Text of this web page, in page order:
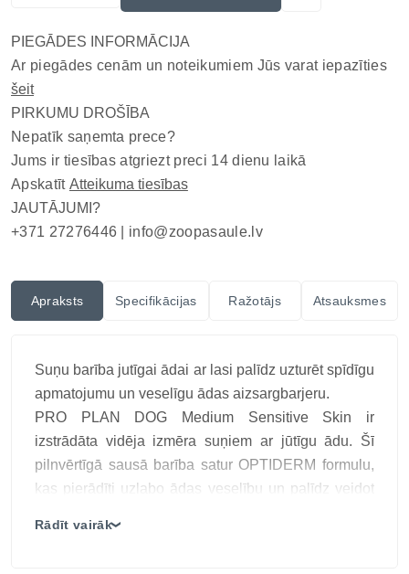
PIEGĀDES INFORMĀCIJA
Ar piegādes cenām un noteikumiem Jūs varat iepazīties
šeit
PIRKUMU DROŠĪBA
Nepatīk saņemta prece?
Jums ir tiesības atgriezt preci 14 dienu laikā
Apskatīt Atteikuma tiesības
JAUTĀJUMI?
+371 27276446 | info@zoopasaule.lv
Apraksts Specifikācijas Ražotājs Atsauksmes
Suņu barība jutīgai ādai ar lasi palīdz uzturēt spīdīgu
apmatojumu un veselīgu ādas aizsargbarjeru.
PRO PLAN DOG Medium Sensitive Skin ir
izstrādāta vidēja izmēra suņiem ar jūtīgu ādu. Šī
pilnvērtīgā sausā barība satur OPTIDERM formulu,
kas pierādīti uzlabo ādas veselību un palīdz veidot
Rādīt vairāk❯